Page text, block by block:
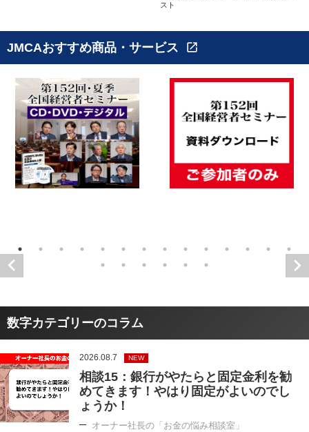
スト
JMCAおすすめ商品・サービス open_in_new
数字カテゴリーのコラム
2026.08.7 NEW
相談15：銀行がやたらと固定金利を勧
めてきます！やはり固定がよいのでし
ょうか！
オーナー社長の「お金の悩み相談室」